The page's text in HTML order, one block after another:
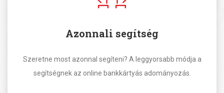
Azonnali segítség
Szeretne most azonnal segíteni? A leggyorsabb módja a
segítségnek az online bankkártyás adományozás.